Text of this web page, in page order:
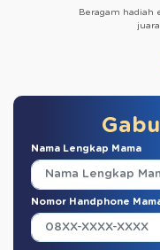
Beragam hadiah
Nama Lengkap Mama
Nomor Handphone